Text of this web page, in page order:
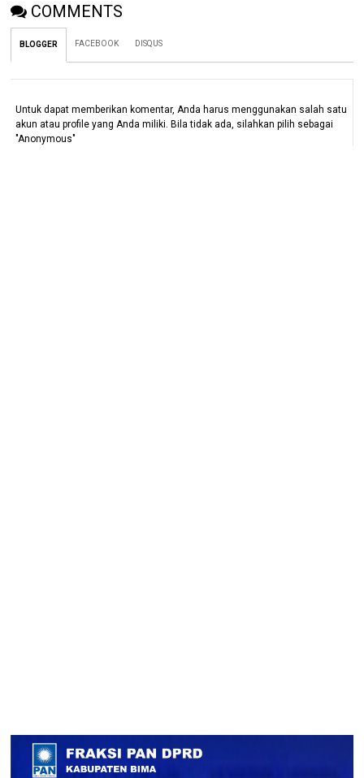
COMMENTS
BLOGGER FACEBOOK DISQUS
Untuk dapat memberikan komentar, Anda harus menggunakan salah satu
akun atau profile yang Anda miliki. Bila tidak ada, silahkan pilih sebagai
"Anonymous"